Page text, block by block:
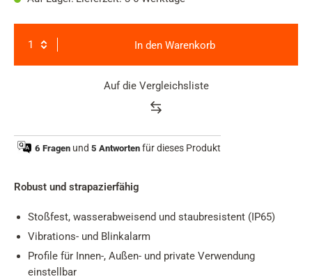
In den Warenkorb
Auf die Vergleichsliste
rating
summary6 Fragen und 5 Antworten für dieses Produkt
Robust und strapazierfähig
Stoßfest, wasserabweisend und staubresistent (IP65)
Vibrations- und Blinkalarm
Profile für Innen-, Außen- und private Verwendung
einstellbar